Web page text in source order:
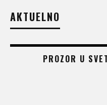
AKTUELNO
PROZOR U